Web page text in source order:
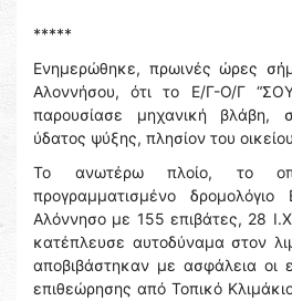
*****
Ενημερώθηκε, πρωινές ώρες
Αλοννήσου, ότι το Ε/Γ-Ο/Γ
παρουσίασε μηχανική βλάβη,
ύδατος ψύξης, πλησίον του
Το ανωτέρω πλοίο, το
προγραμματισμένο δρομολόγιο
Αλόννησο με 155 επιβάτες, 28
κατέπλευσε αυτοδύναμα στον
αποβιβάστηκαν με ασφάλεια οι
επιθεώρησης από Τοπικό